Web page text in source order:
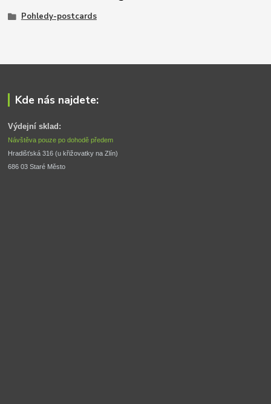
Pohledy-postcards
Kde nás najdete:
Výdejní sklad:
Návštěva pouze po dohodě předem
Hradišťská 316 (u křižovatky na Zlín)
686 03 Staré Město